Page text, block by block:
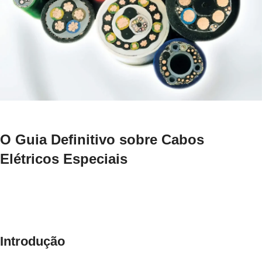
O Guia Definitivo sobre Cabos
Elétricos Especiais
Introdução